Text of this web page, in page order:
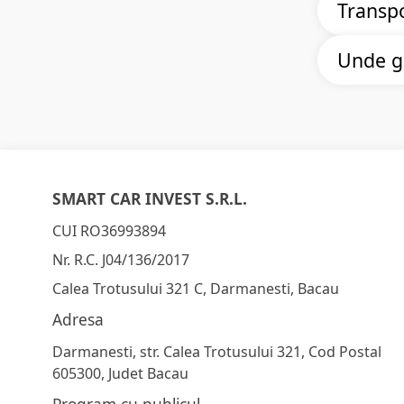
ne
La
ore
condiția
Unde
SMART CAR INVEST S.R.L.
CUI RO36993894
Nr. R.C. J04/136/2017
Calea Trotusului 321 C, Darmanesti, Bacau
Adresa
Darmanesti, str. Calea Trotusului 321, Cod Postal
605300, Judet Bacau